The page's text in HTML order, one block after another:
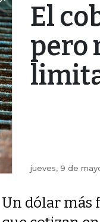
El
pero
jueves, 9 de
Un dólar más